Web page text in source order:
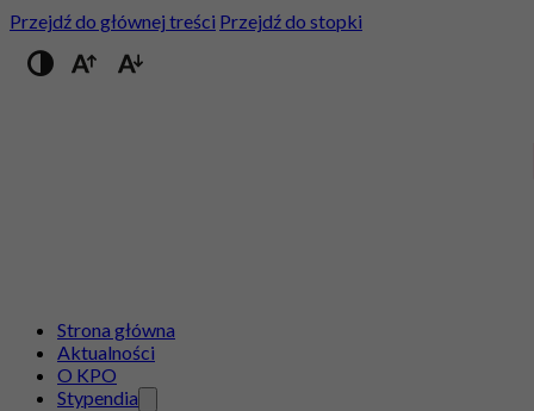
Przejdź do głównej treści Przejdź do stopki
Przełącz na wysoki kontrast
Strona główna
Aktualności
O KPO
Stypendia